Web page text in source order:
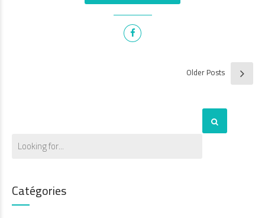
Older Posts
Catégories